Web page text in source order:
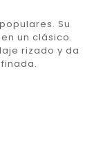
Su
un clásico.
rizado y da